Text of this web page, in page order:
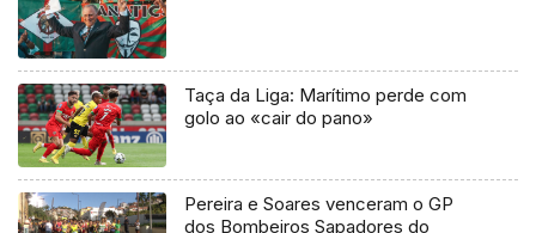
Taça da Liga: Marítimo perde com
golo ao «cair do pano»
Pereira e Soares venceram o GP
dos Bombeiros Sapadores do